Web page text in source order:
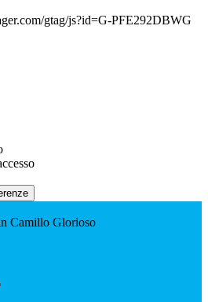
gtag/js?id=G-PFE292DBWG
Camillo Glorioso